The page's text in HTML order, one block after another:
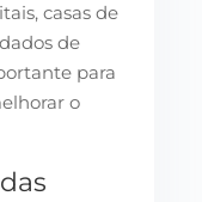
casas de
de
para
o